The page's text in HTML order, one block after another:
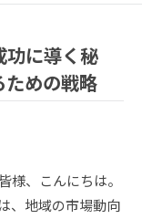
功に導く秘
ための戦略
様、こんにちは。
、地域の市場動向